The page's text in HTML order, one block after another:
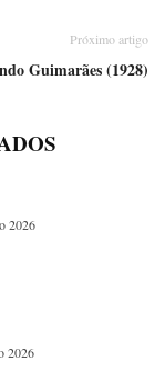
Próximo artigo
Guimarães (1928)
2026
2026